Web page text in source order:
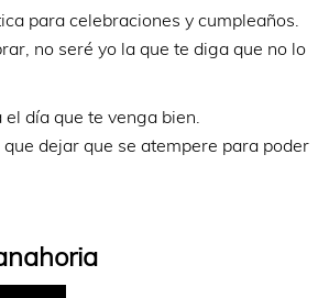
para celebraciones y cumpleaños.
no seré yo la que te diga que no lo
día que te venga bien.
dejar que se atempere para poder